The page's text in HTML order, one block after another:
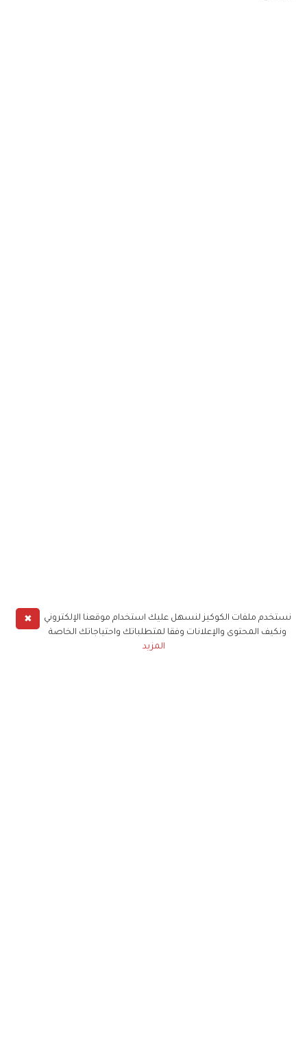
✖
نستخدم ملفات الكوكيز لنسهل عليك استخدام موقعنا الإلكتروني
ونكيف المحتوى والإعلانات وفقا لمتطلباتك واحتياجاتك الخاصة
المزيد